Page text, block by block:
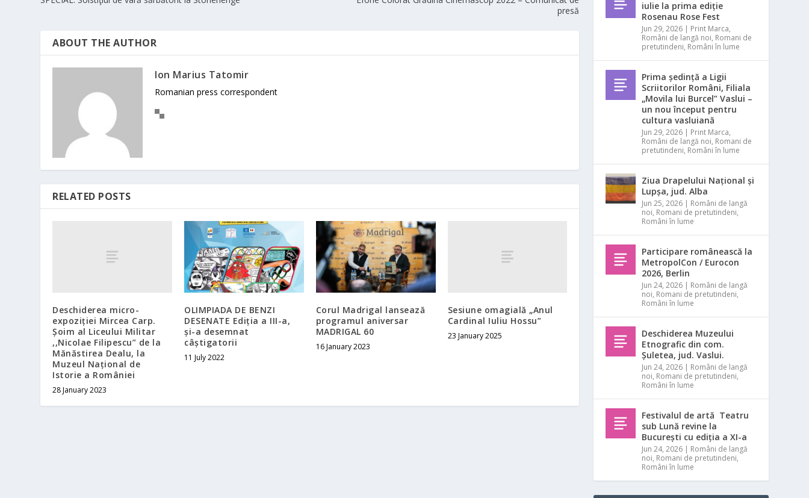
presă
ABOUT THE AUTHOR
Ion Marius Tatomir
Romanian press correspondent
RELATED POSTS
Deschiderea micro-
expoziției Mircea Carp.
Șoim al Liceului Militar
,,Nicolae Filipescu” de la
Mănăstirea Dealu, la
Muzeul Național de
Istorie a României
28 January 2023
OLIMPIADA DE BENZI
DESENATE Ediția a III-a,
și-a desemnat
câștigatorii
11 July 2022
Corul Madrigal lansează
programul aniversar
MADRIGAL 60
16 January 2023
Sesiune omagială „Anul
Cardinal Iuliu Hossu”
23 January 2025
iulie la prima ediție
Rosenau Rose Fest
Jun 29, 2026 | Print Marca,
Români de langă noi, Romani de
pretutindeni, Români în lume
Prima ședință a Ligii
Scriitorilor Români, Filiala
„Movila lui Burcel” Vaslui –
un nou început pentru
cultura vasluiană
Jun 29, 2026 | Print Marca,
Români de langă noi, Romani de
pretutindeni, Români în lume
Ziua Drapelului Național și
Lupșa, jud. Alba
Jun 25, 2026 | Români de langă
noi, Romani de pretutindeni,
Români în lume
Participare românească la
MetropolCon / Eurocon
2026, Berlin
Jun 24, 2026 | Români de langă
noi, Romani de pretutindeni,
Români în lume
Deschiderea Muzeului
Etnografic din com.
Șuletea, jud. Vaslui.
Jun 24, 2026 | Români de langă
noi, Romani de pretutindeni,
Români în lume
Festivalul de artă Teatru
sub Lună revine la
București cu ediția a XI-a
Jun 24, 2026 | Români de langă
noi, Romani de pretutindeni,
Români în lume